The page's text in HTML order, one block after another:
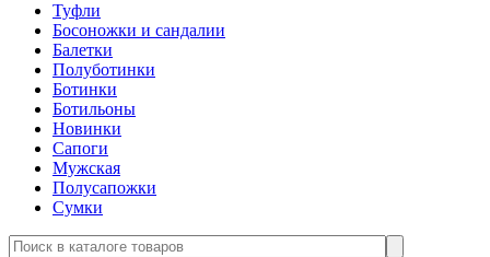
Туфли
Босоножки и сандалии
Балетки
Полуботинки
Ботинки
Ботильоны
Новинки
Сапоги
Мужская
Полусапожки
Сумки